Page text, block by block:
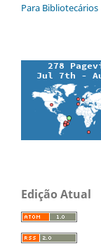
Para Bibliotecários
Edição Atual